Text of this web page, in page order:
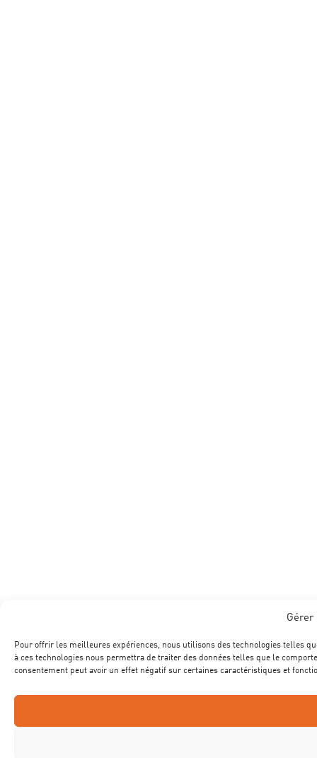
Gérer
Pour offrir les meilleures expériences, nous utilisons des technologies telles
à ces technologies nous permettra de traiter des données telles que le
consentement peut avoir un effet négatif sur certaines caractéristiques et